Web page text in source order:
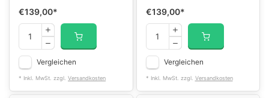
€139,00*
Vergleichen
* Inkl. MwSt. zzgl. Versandkosten
€139,00*
Vergleichen
* Inkl. MwSt. zzgl. Versandkosten